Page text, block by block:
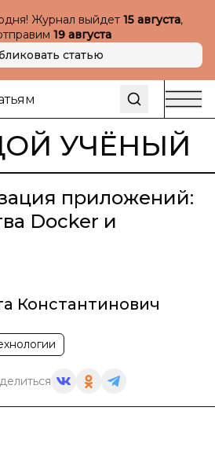
Журнал выйдет 15 августа,
19 августа
статью
УЧЁНЫЙ
приложений:
Docker и
Константинович